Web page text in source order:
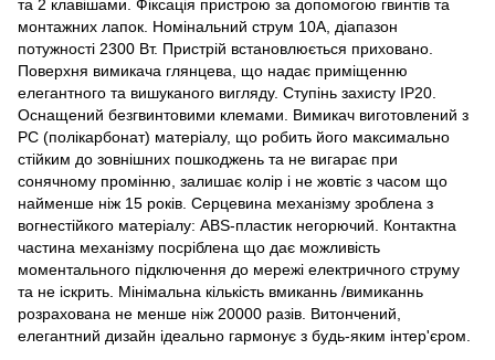
та 2 клавішами. Фіксація пристрою за допомогою гвинтів та
монтажних лапок. Номінальний струм 10A, діапазон
потужності 2300 Вт. Пристрій встановлюється приховано.
Поверхня вимикача глянцева, що надає приміщенню
елегантного та вишуканого вигляду. Ступінь захисту IP20.
Оснащений безгвинтовими клемами. Вимикач виготовлений з
РС (полікарбонат) матеріалу, що робить його максимально
стійким до зовнішних пошкоджень та не вигарає при
сонячному промінню, залишає колір і не жовтіє з часом що
найменше ніж 15 років. Серцевина механізму зроблена з
вогнестійкого матеріалу: ABS-пластик негорючий. Контактна
частина механізму посріблена що дає можливість
моментального підключення до мережі електричного струму
та не іскрить. Мінімальна кількість вмиканнь /вимиканнь
розрахована не менше ніж 20000 разів. Витончений,
елегантний дизайн ідеально гармонує з будь-яким інтер'єром.